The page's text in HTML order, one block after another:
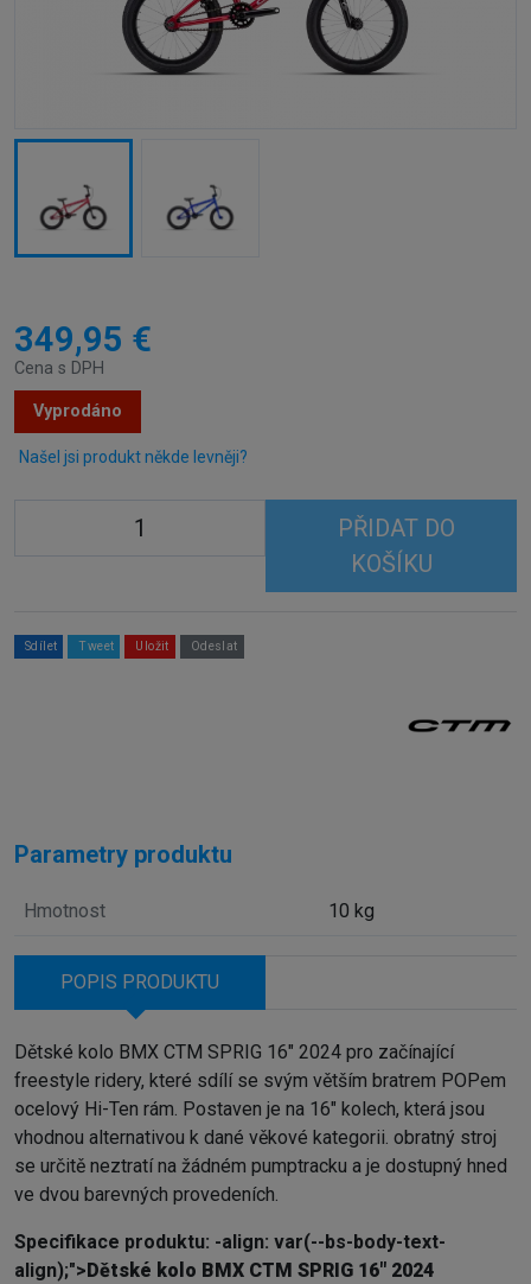
349,95 €
Cena s DPH
Vyprodáno
Našel jsi produkt někde levněji?
PŘIDAT DO
KOŠÍKU
Sdílet Tweet Uložit Odeslat
Parametry produktu
Hmotnost 10 kg
POPIS PRODUKTU
Dětské kolo BMX CTM SPRIG 16" 2024 pro začínající
freestyle ridery, které sdílí se svým větším bratrem POPem
ocelový Hi-Ten rám. Postaven je na 16" kolech, která jsou
vhodnou alternativou k dané věkové kategorii. obratný stroj
se určitě neztratí na žádném pumptracku a je dostupný hned
ve dvou barevných provedeních.
Specifikace produktu: -align: var(--bs-body-text-
align);"> Dětské kolo BMX CTM SPRIG 16" 2024